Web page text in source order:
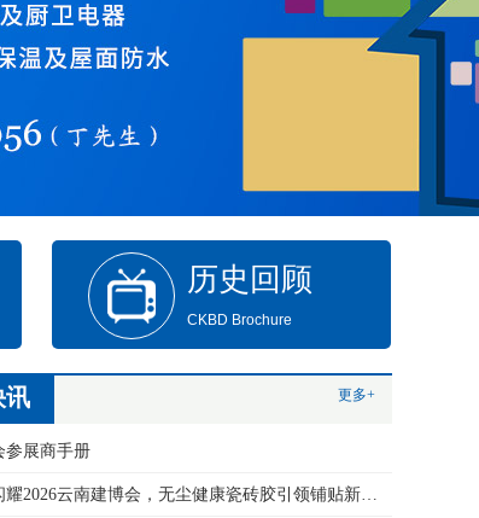
历史回顾
CKBD Brochure
讯 更多+
参展商手册
永兰建材闪耀2026云南建博会，无尘健康瓷砖胶引领铺贴新变革！